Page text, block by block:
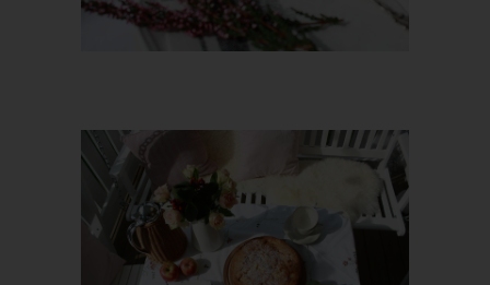
ausdrücklicher Einwilligung der betroffenen Person erfolgt.
Ist die Entscheidung (1) für den Abschluss oder die Erfüllung
die angemessene Maßnahmen, um die Rechte und Freiheiten
sowie die berechtigten Interessen der betroffenen Person zu
wahren, wozu mindestens das Recht auf Erwirkung des
Eingreifens einer Person seitens des Verantwortlichen, auf
Darlegung des eigenen Standpunkts und auf Anfechtung der
Entscheidung gehört.